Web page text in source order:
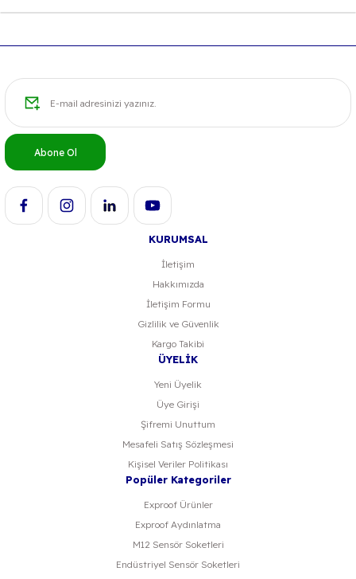
Ürün bilgilerinde hatalar bulunuyor.
Ürün fiyatı diğer sitelerden daha pahalı.
Gönder
Abone Ol
KURUMSAL
İletişim
Hakkımızda
İletişim Formu
Gizlilik ve Güvenlik
Kargo Takibi
ÜYELİK
Yeni Üyelik
Üye Girişi
Şifremi Unuttum
Mesafeli Satış Sözleşmesi
Kişisel Veriler Politikası
Popüler Kategoriler
Exproof Ürünler
Exproof Aydınlatma
M12 Sensör Soketleri
Endüstriyel Sensör Soketleri